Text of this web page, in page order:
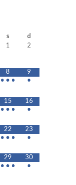
s
d
1
2
8
• • •
9
•
15
• • •
16
•
22
• • •
23
•
29
• • •
30
•